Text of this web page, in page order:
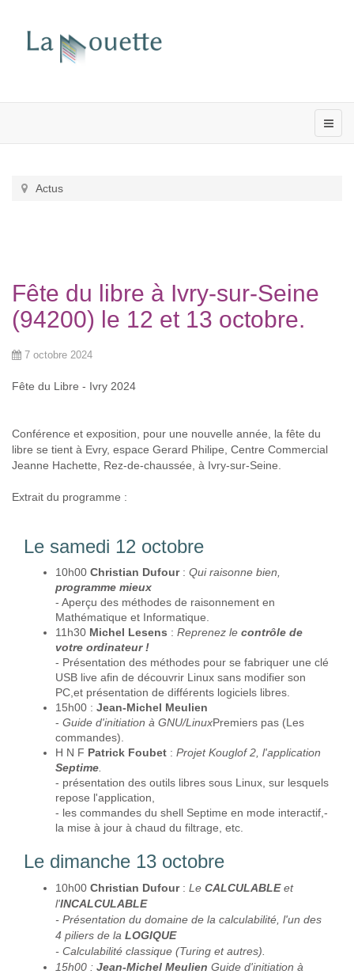
Actus
Fête du libre à Ivry-sur-Seine
(94200) le 12 et 13 octobre.
7 octobre 2024
Fête du Libre - Ivry 2024
Conférence et exposition, pour une nouvelle année, la fête du
libre se tient à Evry, espace Gerard Philipe, Centre Commercial
Jeanne Hachette, Rez-de-chaussée, à Ivry-sur-Seine.
Extrait du programme :
Le samedi 12 octobre
10h00 Christian Dufour: Qui raisonne bien,
programme mieux
- Aperçu des méthodes de raisonnement en
Mathématique et Informatique.
11h30 Michel Lesens : Reprenez le contrôle de
votre ordinateur !
- Présentation des méthodes pour se fabriquer une clé
USB live afin de découvrir Linux sans modifier son
PC,et présentation de différents logiciels libres.
15h00 : Jean-Michel Meulien
- Guide d'initiation à GNU/LinuxPremiers pas (Les
commandes).
H N F Patrick Foubet : Projet Kouglof 2, l'application
Septime
- présentation des outils libres sous Linux, sur lesquels
repose l'application,
- les commandes du shell Septime en mode interactif,-
la mise à jour à chaud du filtrage, etc.
Le dimanche 13 octobre
10h00 Christian Dufour: Le CALCULABLEet
l'INCALCULABLE
- Présentation du domaine de la calculabilité, l'un des
4 piliers de la LOGIQUE
- Calculabilité classique (Turing et autres).
15h00 : Jean-Michel Meulien Guide d'initiation à